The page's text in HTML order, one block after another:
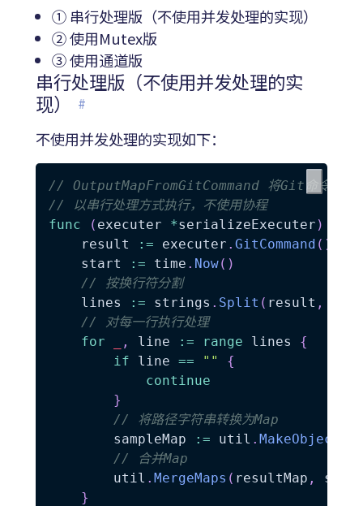
① 串行处理版（不使用并发处理的实现）
② 使用Mutex版
③ 使用通道版
串行处理版（不使用并发处理的实
现）
#
不使用并发处理的实现如下：
// OutputMapFromGitCommand 将Git命令的结
// 以串行处理方式执行，不使用协程
func
( executer *serializeExecuter )
	result
:= executer . GitCommand ( )
	start
:= time . Now( )
// 按换行符分割
	lines
:= strings . Split ( result ,
// 对每一行执行处理
for
, line := range lines {
if line == ""
{
continue
}
// 将路径字符串转换为Map
		sampleMap
:= util .
// 合并Map
		util
. MergeMaps ( resultMap ,
}